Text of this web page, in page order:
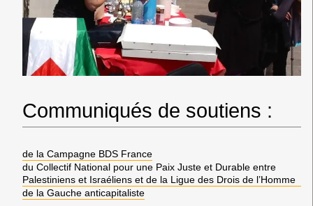
Communiqués de soutiens :
de la Campagne BDS France
du Collectif National pour une Paix Juste et Durable entre
Palestiniens et Israéliens et de la Ligue des Drois de l’Homme
de la Gauche anticapitaliste